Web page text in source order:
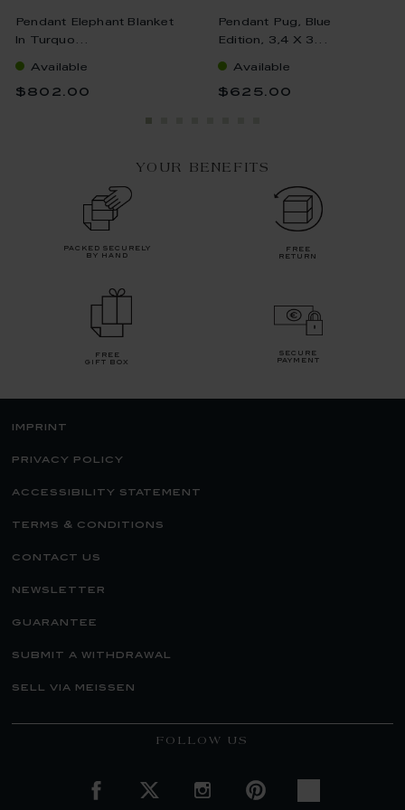
Pendant Elephant Blanket
In Turquo...
Available
$802.00
Pendant Pug, Blue
Edition, 3,4 X 3...
Available
$625.00
YOUR BENEFITS
packed securely
by hand
free
return
free
gift box
secure
payment
imprint
privacy policy
accessibility statement
terms & conditions
contact us
newsletter
guarantee
submit a withdrawal
sell via meissen
FOLLOW US